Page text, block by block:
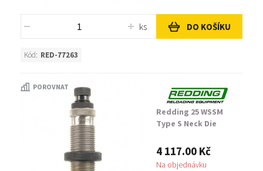
ks DO KOŠÍKU
Kód: RED-77263
POROVNAT
Redding 25 WSSM
Type S Neck Die
4 117.00 Kč
Na objednávku